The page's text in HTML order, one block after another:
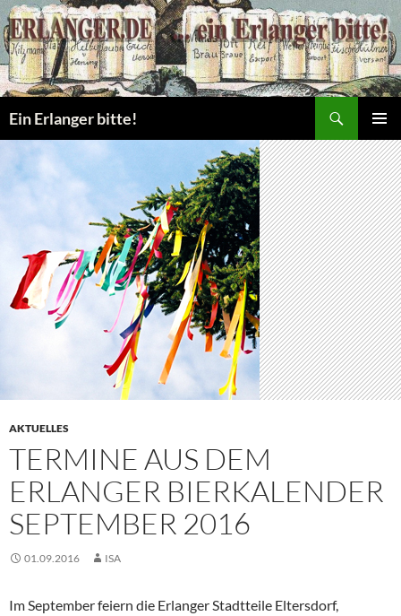
Zum
Inhalt
springen
Ein Erlanger bitte!
MENÜ
AKTUELLES
TERMINE AUS DEM
ERLANGER BIERKALENDER
SEPTEMBER 2016
01.09.2016 ISA
Im September feiern die Erlanger Stadtteile Eltersdorf,